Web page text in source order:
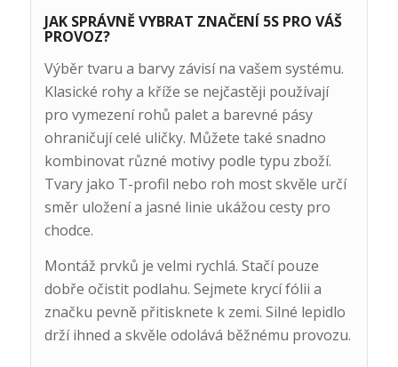
JAK SPRÁVNĚ VYBRAT ZNAČENÍ 5S PRO VÁŠ
PROVOZ?
Výběr tvaru a barvy závisí na vašem systému.
Klasické rohy a kříže se nejčastěji používají
pro vymezení rohů palet a barevné pásy
ohraničují celé uličky. Můžete také snadno
kombinovat různé motivy podle typu zboží.
Tvary jako T-profil nebo roh most skvěle určí
směr uložení a jasné linie ukážou cesty pro
chodce.
Montáž prvků je velmi rychlá. Stačí pouze
dobře očistit podlahu. Sejmete krycí fólii a
značku pevně přitisknete k zemi. Silné lepidlo
drží ihned a skvěle odolává běžnému provozu.